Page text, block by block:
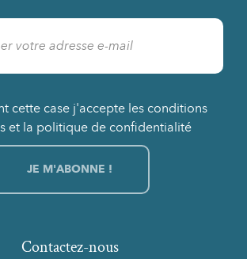
cette case j'accepte les conditions
et la politique de confidentialité
Contactez-nous